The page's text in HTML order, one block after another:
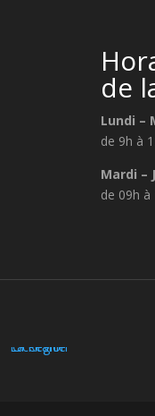
de
Lundi –
de 9h à
Mardi –
de 09h à